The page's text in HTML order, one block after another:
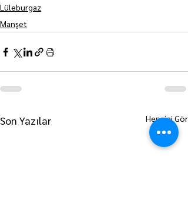
Lüleburgaz
Manşet
Son Yazılar Hepsini Gör